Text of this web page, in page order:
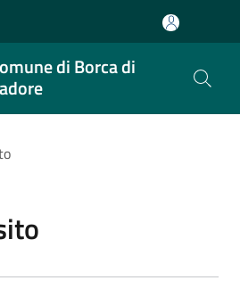
di Borca di